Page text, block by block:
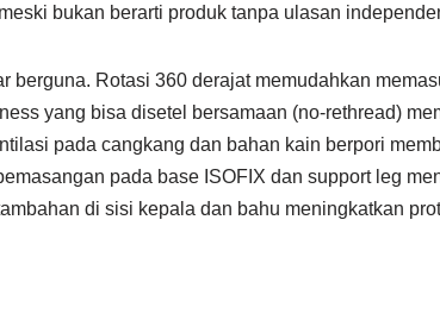
bukan berarti produk tanpa ulasan
berguna. Rotasi 360 derajat memudahkan
yang bisa disetel bersamaan (no-rethread)
pada cangkang dan bahan kain berpori
pada base ISOFIX dan support leg
di sisi kepala dan bahu meningkatkan